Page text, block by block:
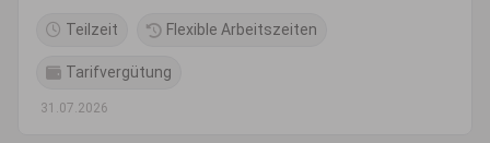
Teilzeit Flexible Arbeitszeiten
Tarifvergütung
31.07.2026